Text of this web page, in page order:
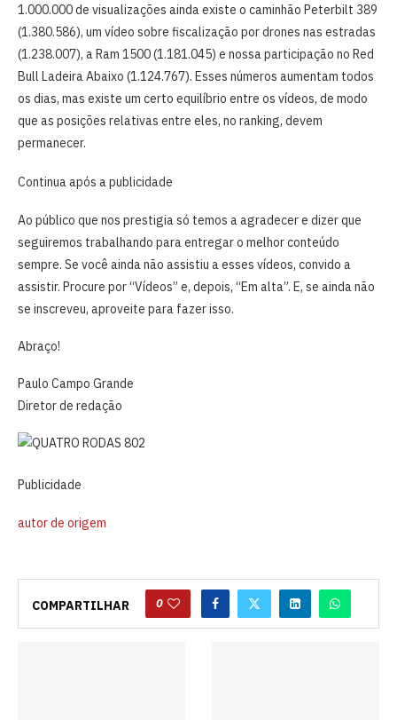
1.000.000 de visualizações ainda existe o caminhão Peterbilt 389
(1.380.586), um vídeo sobre fiscalização por drones nas estradas
(1.238.007), a Ram 1500 (1.181.045) e nossa participação no Red
Bull Ladeira Abaixo (1.124.767). Esses números aumentam todos
os dias, mas existe um certo equilíbrio entre os vídeos, de modo
que as posições relativas entre eles, no ranking, devem
permanecer.
Continua após a publicidade
Ao público que nos prestigia só temos a agradecer e dizer que
seguiremos trabalhando para entregar o melhor conteúdo
sempre. Se você ainda não assistiu a esses vídeos, convido a
assistir. Procure por “Vídeos” e, depois, “Em alta”. E, se ainda não
se inscreveu, aproveite para fazer isso.
Abraço!
Paulo Campo Grande
Diretor de redação
Publicidade
autor de origem
COMPARTILHAR 0